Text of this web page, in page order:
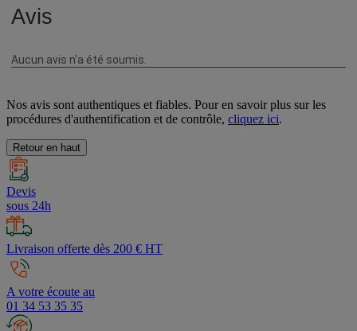
Nos avis sont authentiques et fiables. Pour en savoir plus sur les
Retour en haut
Devis
sous 24h
Livraison offerte dès 200 € HT
A votre écoute au
01 34 53 35 35